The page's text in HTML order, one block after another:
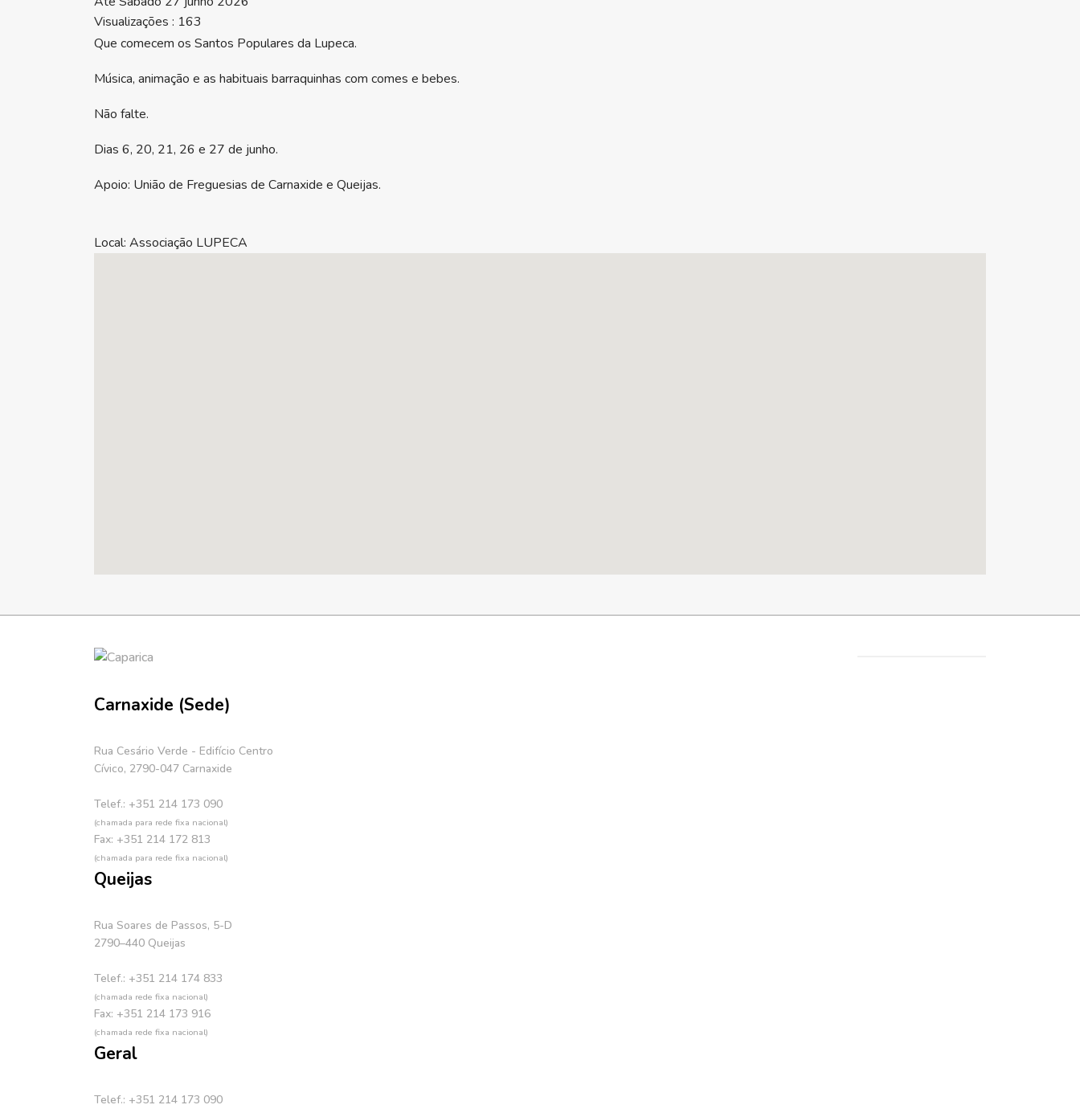
Visualizações : 163
Que comecem os Santos Populares da Lupeca.
Música, animação e as habituais barraquinhas com comes e bebes.
Não falte.
Dias 6, 20, 21, 26 e 27 de junho.
Apoio: União de Freguesias de Carnaxide e Queijas.
Local: Associação LUPECA
Carnaxide (Sede)
Rua Cesário Verde - Edifício Centro
Cívico, 2790-047 Carnaxide
Telef.: +351 214 173 090
(chamada para rede fixa nacional)
Fax: +351 214 172 813
(chamada para rede fixa nacional)
Queijas
Rua Soares de Passos, 5-D
2790–440 Queijas
Telef.: +351 214 174 833
(chamada rede fixa nacional)
Fax: +351 214 173 916
(chamada rede fixa nacional)
Geral
Telef.: +351 214 173 090